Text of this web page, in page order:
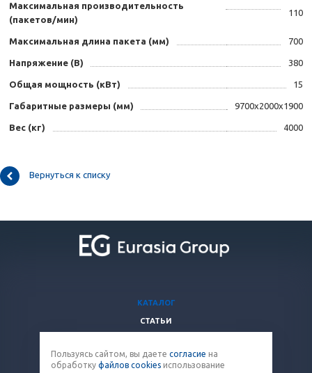
Максимальная производительность
(пакетов/мин)
110
Максимальная длина пакета (мм) 700
Напряжение (B) 380
Общая мощность (кВт) 15
Габаритные размеры (мм) 9700x2000x1900
Вес (кг) 4000
Вернуться к списку
КАТАЛОГ
СТАТЬИ
КОМПАНИЯ
Пользуясь сайтом, вы даете согласие на
обработку файлов cookies использование